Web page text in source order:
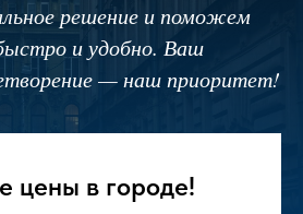
решение и поможем
и удобно. Ваш
— наш приоритет!
цены в городе!